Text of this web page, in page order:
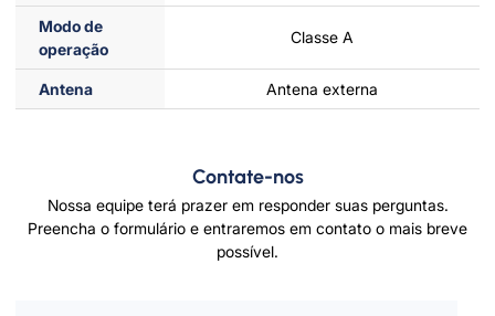
Modo de
operação
Classe A
Antena Antena externa
Contate-nos
Nossa equipe terá prazer em responder suas perguntas.
Preencha o formulário e entraremos em contato o mais breve
possível.